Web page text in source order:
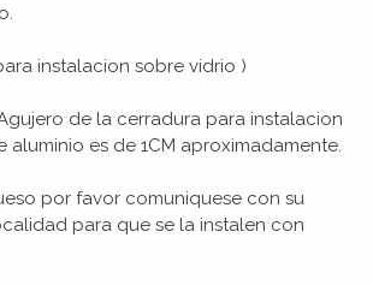
instalacion sobre vidrio )
de la cerradura para instalacion
es de 1CM aproximadamente.
por favor comuniquese con su
para que se la instalen con